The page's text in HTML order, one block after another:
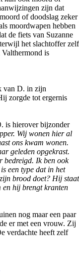
zijn dat
of doodslag zeker
moordwapen hebben
de fiets van Suzanne
het slachtoffer zelf
is
van D. in zijn
zorgde tot ergernis
is hierover bijzonder
Wij wonen hier al
ons kwam wonen.
geleden opgekrast.
bedreigd. Ik ben ook
een type dat in het
brood doet? Hij staat
en hij brengt kranten
nog maar een paar
er met een vrouw. Zij
verdachte heeft zelf